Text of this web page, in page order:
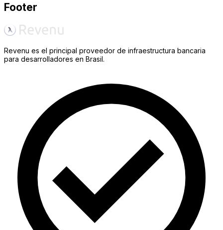
Footer
Revenu es el principal proveedor de infraestructura bancaria
para desarrolladores en Brasil.